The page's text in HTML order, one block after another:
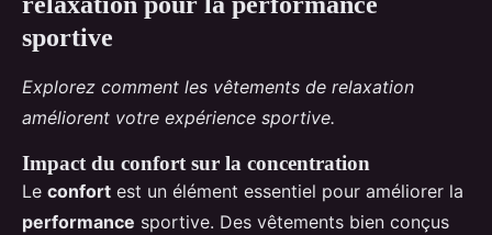
sportive
Explorez comment les vêtements de relaxation
améliorent votre expérience sportive.
Impact du confort sur la concentration
Le confort est un élément essentiel pour améliorer la
performance sportive. Des vêtements bien conçus